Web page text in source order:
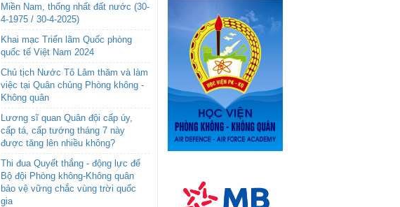
Miền Nam, thống nhất đất nước (30-
4-1975 / 30-4-2025)
Khai mạc Triển lãm Quốc phòng
quốc tế Việt Nam 2024
Chủ tịch Nước Tô Lâm thăm và làm
việc tại Quân chủng Phòng không -
Không quân
Lương sĩ quan Quân đội cấp úy,
cấp tá, cấp tướng tháng 7 này
được tăng lên nhiều không?
Thi đua Quyết thắng - động lực để
Bộ đội Phòng không-Không quân
bảo vệ vững chắc vùng trời quốc
gia